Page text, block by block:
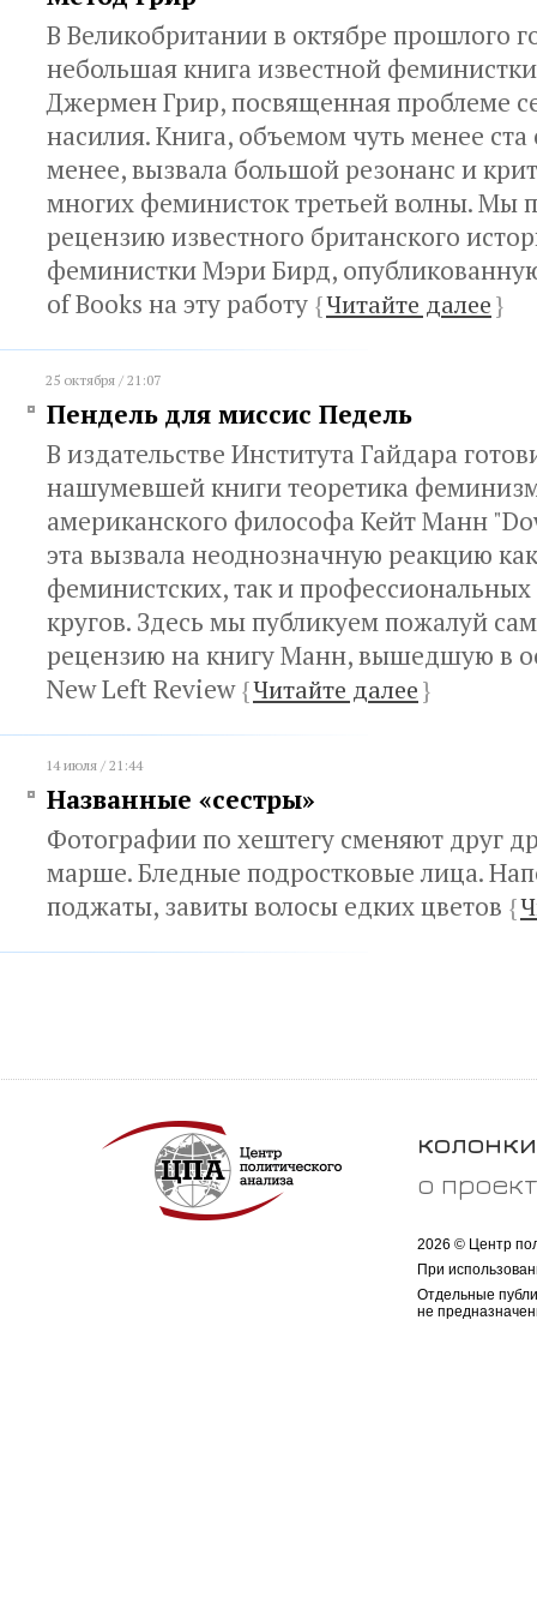
В Великобритании в октябре прошлого
небольшая книга известной
Джермен Грир, посвященная проблеме
насилия. Книга, объемом чуть менее
менее, вызвала большой резонанс и
многих феминисток третьей волны. Мы
рецензию известного британского
феминистки Мэри Бирд,
of Books на эту работу {Читайте далее}
25 октября / 21:07
Пендель для миссис Педель
В издательстве Института Гайдара
нашумевшей книги теоретика
американского философа Кейт Манн
эта вызвала неоднозначную реакцию
феминистских, так и
кругов. Здесь мы публикуем пожалуй
рецензию на книгу Манн, вышедшую в
New Left Review{Читайте далее}
14 июля / 21:44
Названные «сестры»
Фотографии по хештегу сменяют друг
марше. Бледные подростковые лица.
поджаты, завиты волосы едких цветов {
колонки
о
2026 © Центр
При
Отдельные
не